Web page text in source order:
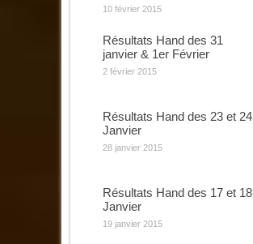
10 février 2015
Résultats Hand des 31
janvier & 1er Février
2 février 2015
Résultats Hand des 23 et 24
Janvier
28 janvier 2015
Résultats Hand des 17 et 18
Janvier
19 janvier 2015